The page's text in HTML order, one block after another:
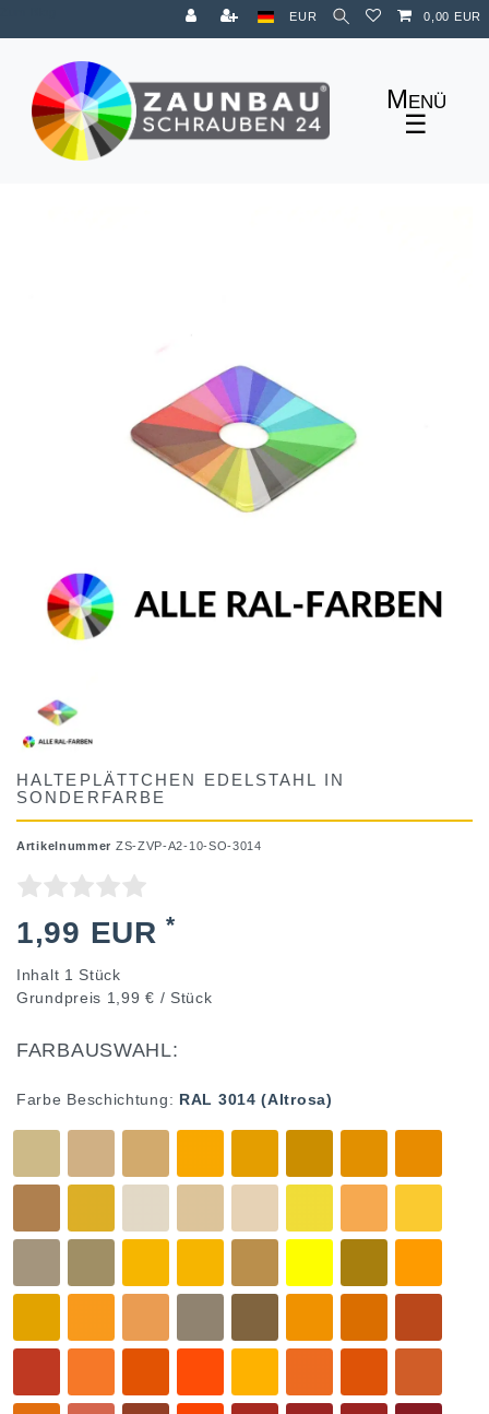
EUR 0,00 EUR
☰
HALTEPLÄTTCHEN EDELSTAHL IN
SONDERFARBE
Artikelnummer ZS-ZVP-A2-10-SO-3014
1,99 EUR*
Inhalt 1 Stück
Grundpreis 1,99 € / Stück
FARBAUSWAHL:
Farbe Beschichtung: RAL 3014 (Altrosa)